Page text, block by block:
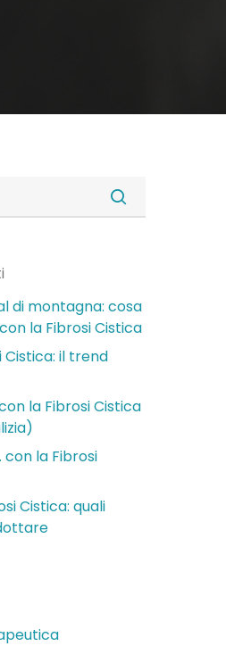
di montagna: cosa
la Fibrosi Cistica
Cistica: il trend
con la Fibrosi Cistica
con la Fibrosi
Cistica: quali